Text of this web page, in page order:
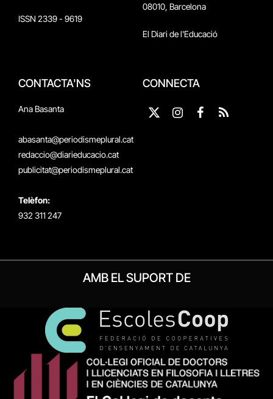
ISSN 2339 - 9619
08010, Barcelona
El Diari de l'Educació
CONTACTA'NS
Ana Basanta
abasanta@periodismeplural.cat
redaccio@diarieducacio.cat
publicitat@periodismeplural.cat
Telèfon:
932 311 247
CONNECTA
X
Instagram
Facebook
RSS
AMB EL SUPORT DE